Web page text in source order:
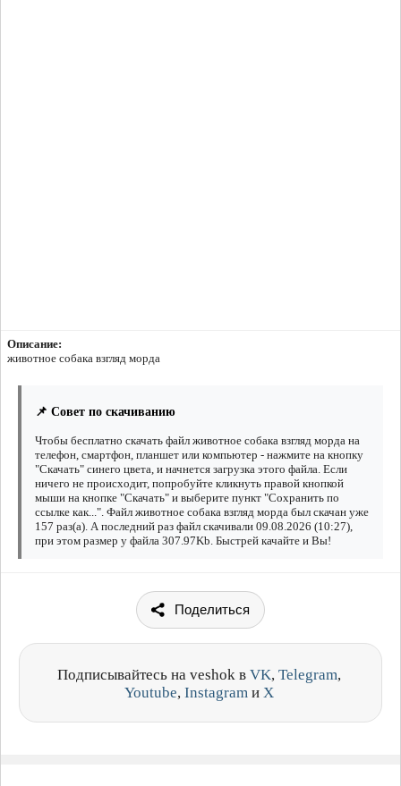
Описание:
животное собака взгляд морда
📌 Совет по скачиванию
Чтобы бесплатно скачать файл животное собака взгляд морда на
телефон, смартфон, планшет или компьютер - нажмите на кнопку
"Скачать" синего цвета, и начнется загрузка этого файла. Если
ничего не происходит, попробуйте кликнуть правой кнопкой
мыши на кнопке "Скачать" и выберите пункт "Сохранить по
ссылке как...". Файл животное собака взгляд морда был скачан уже
157 раз(а). А последний раз файл скачивали 09.08.2026 (10:27),
при этом размер у файла 307.97Kb. Быстрей качайте и Вы!
Поделиться
Подписывайтесь на veshok в VK, Telegram,
Youtube, Instagram и X